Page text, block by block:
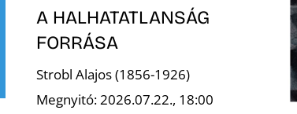
A HALHATATLANSÁG
FORRÁSA
Strobl Alajos (1856-1926)
Megnyitó: 2026.07.22., 18:00